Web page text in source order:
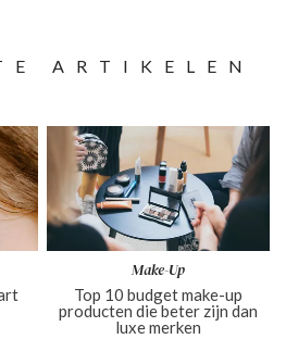
ARTIKELEN
Make-Up
Top 10 budget make-up
producten die beter zijn dan
luxe merken